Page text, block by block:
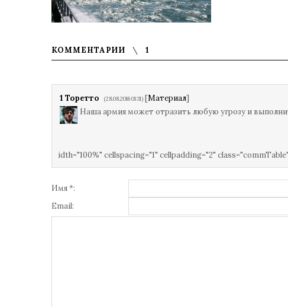
КОММЕНТАРИИ 1
1 Торетто (28.08.2016 01:31) [Материал]
Наша армия может отразить любую угрозу и
idth="100%" cellspacing="1" cellpadding="2"
Имя *:
Email: